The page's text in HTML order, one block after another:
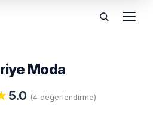
Menü
Moda
5.0 (4 değerlendirme)